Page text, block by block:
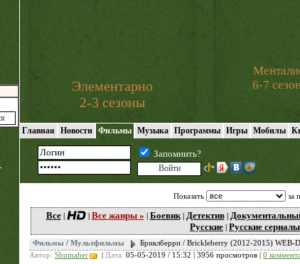
Элементарно
2-3 сезоны
6-7
Главная Новости Фильмы Музыка Программы Игры Мобилы
Запомнить?
Показать за
Все| | Все жанры » Боевик| Детектив|
Русские Русские сериалы
Фильмы / Мультфильмы
Бриклберри / Brickleberry (2012-2015) WEB-
Автор: Shumaher Дата: 05-05-2019 / 15:32 | 3956 просмотров | 0